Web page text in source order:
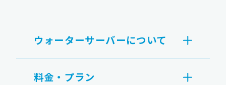
ウォーターサーバーについて
料金・プラン